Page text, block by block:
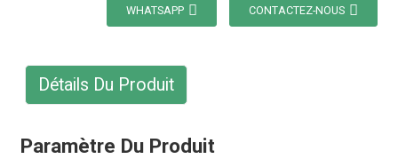
WHATSAPP CONTACTEZ-NOUS
Détails Du Produit
Paramètre Du Produit